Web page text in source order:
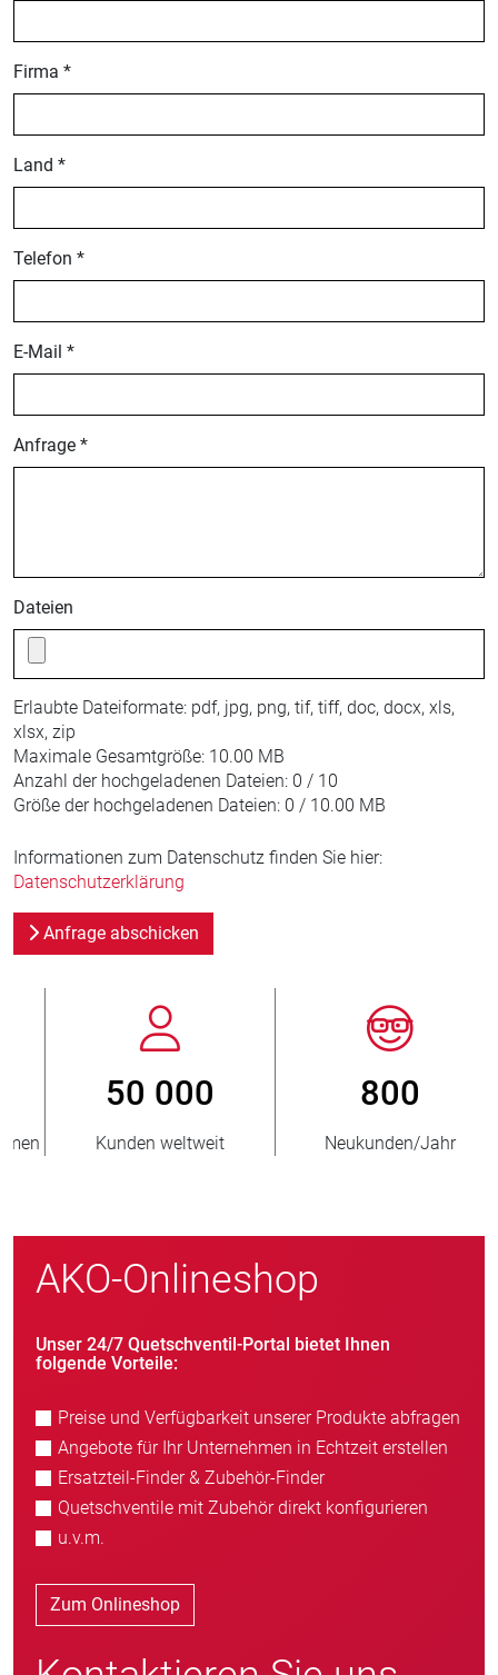
Firma *
Land *
Telefon *
E-Mail *
Anfrage *
Dateien
Erlaubte Dateiformate: pdf, jpg, png, tif, tiff, doc, docx, xls,
xlsx, zip
Maximale Gesamtgröße: 10.00 MB
Anzahl der hochgeladenen Dateien: 0 / 10
Größe der hochgeladenen Dateien: 0 / 10.00 MB
Informationen zum Datenschutz finden Sie hier:
Datenschutzerklärung
Anfrage abschicken
800
Neukunden/Jahr
> 3 500 000
verkaufte Einheiten
AKO-Onlineshop
Unser 24/7 Quetschventil-Portal bietet Ihnen
folgende Vorteile:
Preise und Verfügbarkeit unserer Produkte abfragen
Angebote für Ihr Unternehmen in Echtzeit erstellen
Ersatzteil-Finder & Zubehör-Finder
Quetschventile mit Zubehör direkt konfigurieren
u.v.m.
Zum Onlineshop